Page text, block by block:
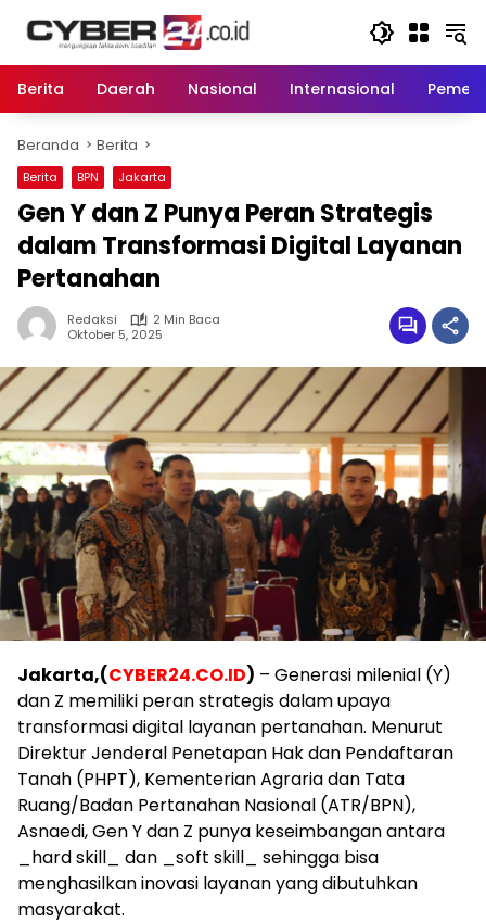
Berita
Daerah Nasional Internasional
Beranda Berita
Berita BPN Jakarta
Gen Y dan Z Punya Peran Strategis
dalam Transformasi Digital Layanan
Pertanahan
Redaksi
2 Min Baca
Oktober 5, 2025
Jakarta,(CYBER24.CO.ID) – Generasi milenial (Y)
dan Z memiliki peran strategis dalam upaya
transformasi digital layanan pertanahan. Menurut
Direktur Jenderal Penetapan Hak dan Pendaftaran
Tanah (PHPT), Kementerian Agraria dan Tata
Ruang/Badan Pertanahan Nasional (ATR/BPN),
Asnaedi, Gen Y dan Z punya keseimbangan antara
_hard skill_ dan _soft skill_ sehingga bisa
menghasilkan inovasi layanan yang dibutuhkan
masyarakat.